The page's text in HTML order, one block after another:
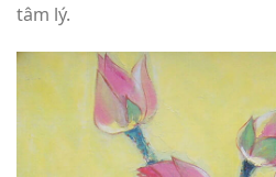
tâm lý.